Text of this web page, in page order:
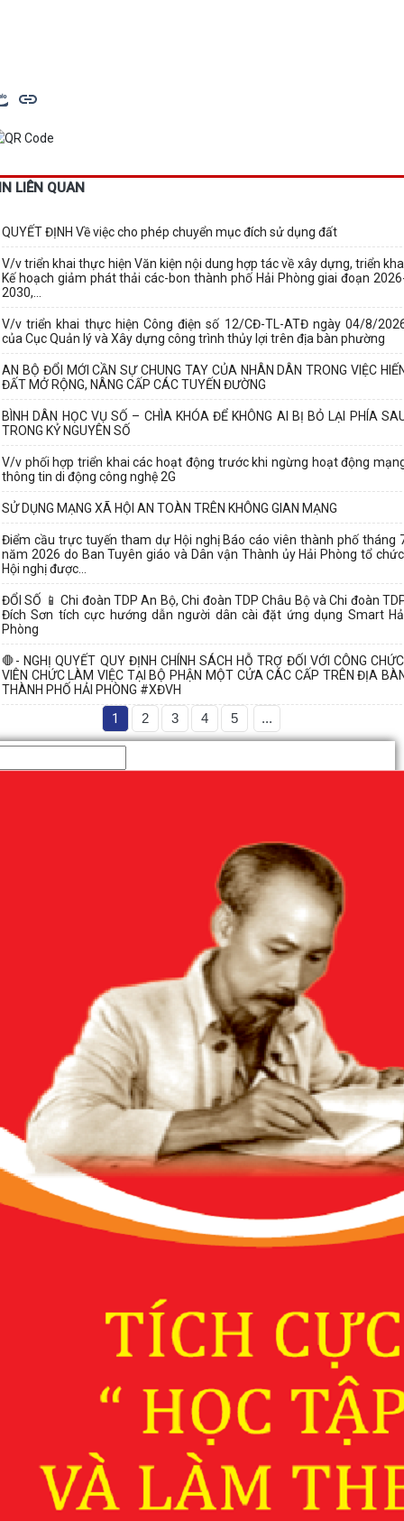
LIÊN QUAN
QUYẾT ĐỊNH Về việc cho phép chuyển mục đích sử dụng đất
V/v triển khai thực hiện Văn kiện nội dung hợp tác về xây dựng, triển
Kế hoạch giảm phát thải các-bon thành phố Hải Phòng giai đoạn
2030,...
V/v triển khai thực hiện Công điện số 12/CĐ-TL-ATĐ ngày 04/8/
của Cục Quản lý và Xây dựng công trình thủy lợi trên địa bàn phường
AN BỘ ĐỔI MỚI CẦN SỰ CHUNG TAY CỦA NHÂN DÂN TRONG VIỆC
ĐẤT MỞ RỘNG, NÂNG CẤP CÁC TUYẾN ĐƯỜNG
BÌNH DÂN HỌC VỤ SỐ – CHÌA KHÓA ĐỂ KHÔNG AI BỊ BỎ LẠI PHÍA
TRONG KỶ NGUYÊN SỐ
V/v phối hợp triển khai các hoạt động trước khi ngừng hoạt động
thông tin di động công nghệ 2G
SỬ DỤNG MẠNG XÃ HỘI AN TOÀN TRÊN KHÔNG GIAN MẠNG
Điểm cầu trực tuyến tham dự Hội nghị Báo cáo viên thành phố tháng
năm 2026 do Ban Tuyên giáo và Dân vận Thành ủy Hải Phòng tổ
Hội nghị được...
ĐỔI SỐ 📱 Chi đoàn TDP An Bộ, Chi đoàn TDP Châu Bộ và Chi đoàn
Đích Sơn tích cực hướng dẫn người dân cài đặt ứng dụng Smart
Phòng
🛑- NGHỊ QUYẾT QUY ĐỊNH CHÍNH SÁCH HỖ TRỢ ĐỐI VỚI CÔNG
VIÊN CHỨC LÀM VIỆC TẠI BỘ PHẬN MỘT CỬA CÁC CẤP TRÊN ĐỊA
THÀNH PHỐ HẢI PHÒNG #XĐVH
1 2 3 4 5 ...